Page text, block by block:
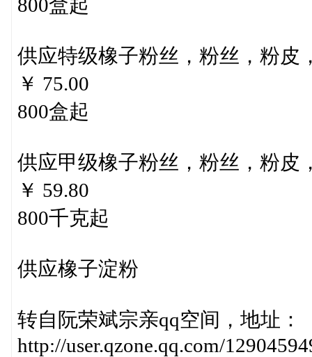
800盒起
供应特级橡子粉丝，粉丝，粉皮
￥ 75.00
800盒起
供应甲级橡子粉丝，粉丝，粉皮
￥ 59.80
800千克起
供应橡子淀粉
转自阮荣斌宗亲qq空间，地址：
http://user.qzone.qq.com/